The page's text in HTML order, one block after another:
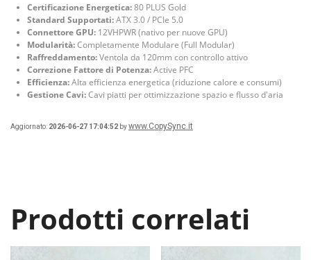
Certificazione Energetica:80 PLUS Gold
Standard Supportati:ATX 3.0 / PCIe 5.0
Connettore GPU: 12VHPWR (nativo per nuove GPU)
Modularità:Completamente Modulare (Full Modular)
Raffreddamento:Ventola da 120mm con controllo attivo
Correzione Fattore di Potenza:Active PFC
Efficienza:Alta efficienza energetica (riduzione calore e consumi)
Gestione Cavi:Cavi piatti per ottimizzazione spazio e flusso d'aria
Aggiornato: 2026-06-27 17:04:52 bywww.CopySync.it
Prodotti correlati